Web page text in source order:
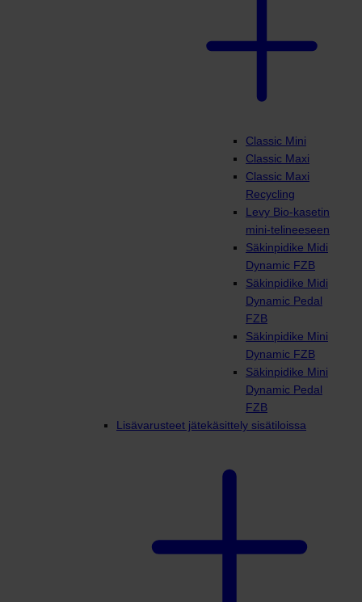
Classic Mini
Classic Maxi
Classic Maxi
Recycling
Levy Bio-kasetin
mini-telineeseen
Säkinpidike Midi
Dynamic FZB
Säkinpidike Midi
Dynamic Pedal
FZB
Säkinpidike Mini
Dynamic FZB
Säkinpidike Mini
Dynamic Pedal
FZB
Lisävarusteet jätekäsittely sisätiloissa